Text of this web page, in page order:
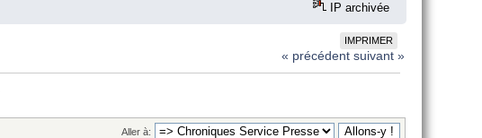
IP archivée
IMPRIMER
« précédent suivant »
Aller à: